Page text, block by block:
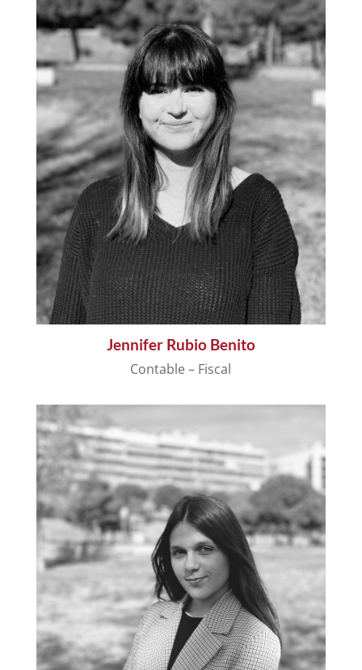
Jennifer Rubio Benito
Contable – Fiscal